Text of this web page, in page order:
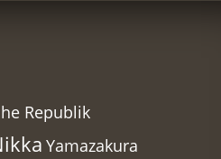
Republik
Yamazakura